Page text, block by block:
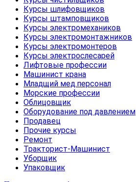
Курсы шлифовщиков
Курсы штамповщиков
Курсы электромехаников
Курсы электромонтажников
Курсы электромонтеров
Курсы электрослесарей
Лифтовые профессии
Машинист крана
Младщий мед.персонал
Морские профессии
Облицовщик
Оборудование под давлением
Продавец
Прочие курсы
Ремонт
Тракторист-Машинист
Уборщик
Упаковщик